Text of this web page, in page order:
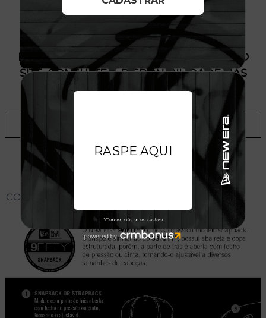
PRODUTO SEM ESTOQUE DÍSPONÍVEL NO
SITE, CONSULTE A DISPONIBILIDADE NAS
LOJAS
CONHEÇA O MODELO DO BONÉ